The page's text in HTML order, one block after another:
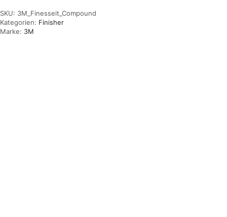
SKU: 3M_Finesseit_Compound
Kategorien: Finisher
Marke: 3M